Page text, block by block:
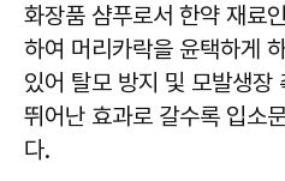
화장품 샴푸로서 한약 재료
하여 머리카락을 윤택하게
있어 탈모 방지 및 모발생장
뛰어난 효과로 갈수록 입소
다.